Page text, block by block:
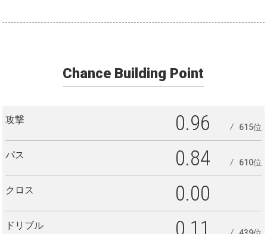
Chance Building Point
攻撃 0.96 615位
パス 0.84 610位
クロス 0.00
ドリブル 0.11